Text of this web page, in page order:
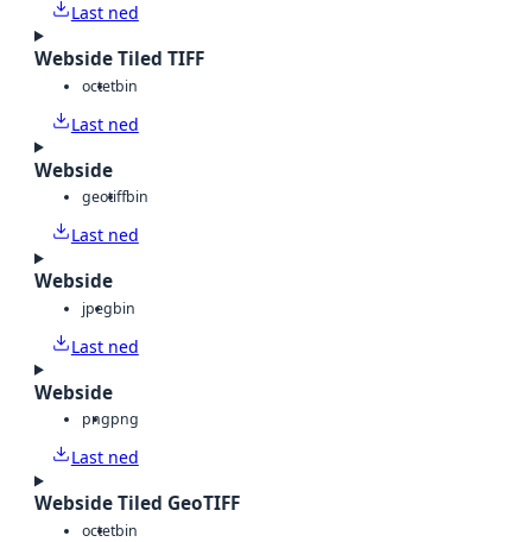
Last ned
Webside Tiled TIFF
octetbin
Last ned
Webside
geotiffbin
Last ned
Webside
jpegbin
Last ned
Webside
pngpng
Last ned
Webside Tiled GeoTIFF
octetbin